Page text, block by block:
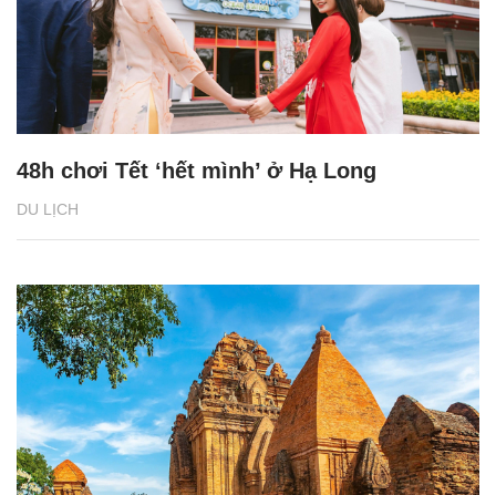
DU LỊCH
48h chơi Tết ‘hết mình’ ở Hạ Long